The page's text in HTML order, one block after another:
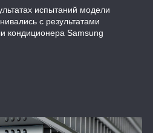
испытаний модели
с результатами
кондиционера Samsung